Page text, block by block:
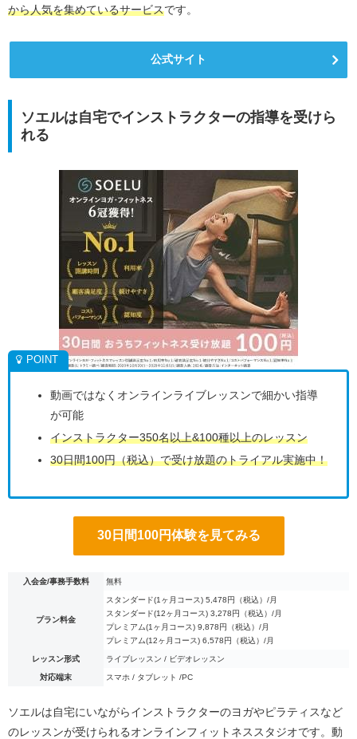
から人気を集めているサービスです。
公式サイト
ソエルは自宅でインストラクターの指導を受けら
れる
動画ではなくオンラインライブレッスンで細かい指導
が可能
インストラクター350名以上&100種以上のレッスン
30日間100円（税込）で受け放題のトライアル実施中！
30日間100円体験を見てみる
入会金/事務手数料 無料
プラン料金
スタンダード(1ヶ月コース) 5,478円（税込）/月
スタンダード(12ヶ月コース) 3,278円（税込）/月
プレミアム(1ヶ月コース) 9,878円（税込）/月
プレミアム(12ヶ月コース) 6,578円（税込）/月
レッスン形式 ライブレッスン / ビデオレッスン
対応端末 スマホ / タブレット /PC
ソエルは自宅にいながらインストラクターのヨガやピラティスなど
のレッスンが受けられるオンラインフィットネススタジオです。動